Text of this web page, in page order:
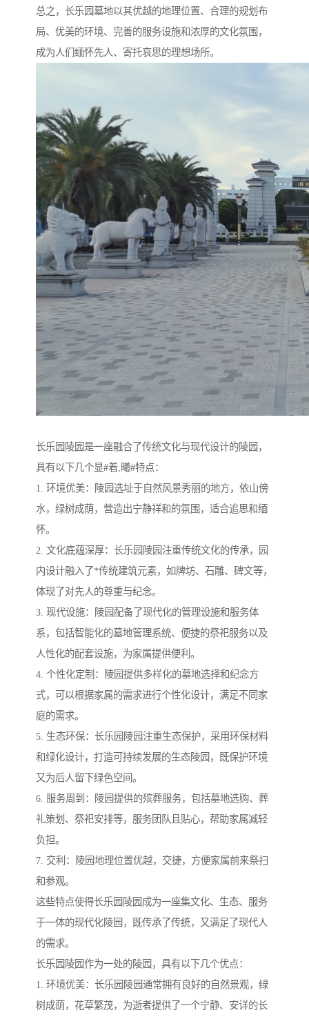
总之，长乐园墓地以其优越的地理位置、合理的规划布
局、优美的环境、完善的服务设施和浓厚的文化氛围，
成为人们缅怀先人、寄托哀思的理想场所。
长乐园陵园是一座融合了传统文化与现代设计的陵园，
具有以下几个显#着,曦#特点：
1. 环境优美：陵园选址于自然风景秀丽的地方，依山傍
水，绿树成荫，营造出宁静祥和的氛围，适合追思和缅
怀。
2. 文化底蕴深厚：长乐园陵园注重传统文化的传承，园
内设计融入了*传统建筑元素，如牌坊、石雕、碑文等，
体现了对先人的尊重与纪念。
3. 现代设施：陵园配备了现代化的管理设施和服务体
系，包括智能化的墓地管理系统、便捷的祭祀服务以及
人性化的配套设施，为家属提供便利。
4. 个性化定制：陵园提供多样化的墓地选择和纪念方
式，可以根据家属的需求进行个性化设计，满足不同家
庭的需求。
5. 生态环保：长乐园陵园注重生态保护，采用环保材料
和绿化设计，打造可持续发展的生态陵园，既保护环境
又为后人留下绿色空间。
6. 服务周到：陵园提供的殡葬服务，包括墓地选购、葬
礼策划、祭祀安排等，服务团队且贴心，帮助家属减轻
负担。
7. 交利：陵园地理位置优越，交捷，方便家属前来祭扫
和参观。
这些特点使得长乐园陵园成为一座集文化、生态、服务
于一体的现代化陵园，既传承了传统，又满足了现代人
的需求。
长乐园陵园作为一处的陵园，具有以下几个优点：
1. 环境优美：长乐园陵园通常拥有良好的自然景观，绿
树成荫，花草繁茂，为逝者提供了一个宁静、安详的长